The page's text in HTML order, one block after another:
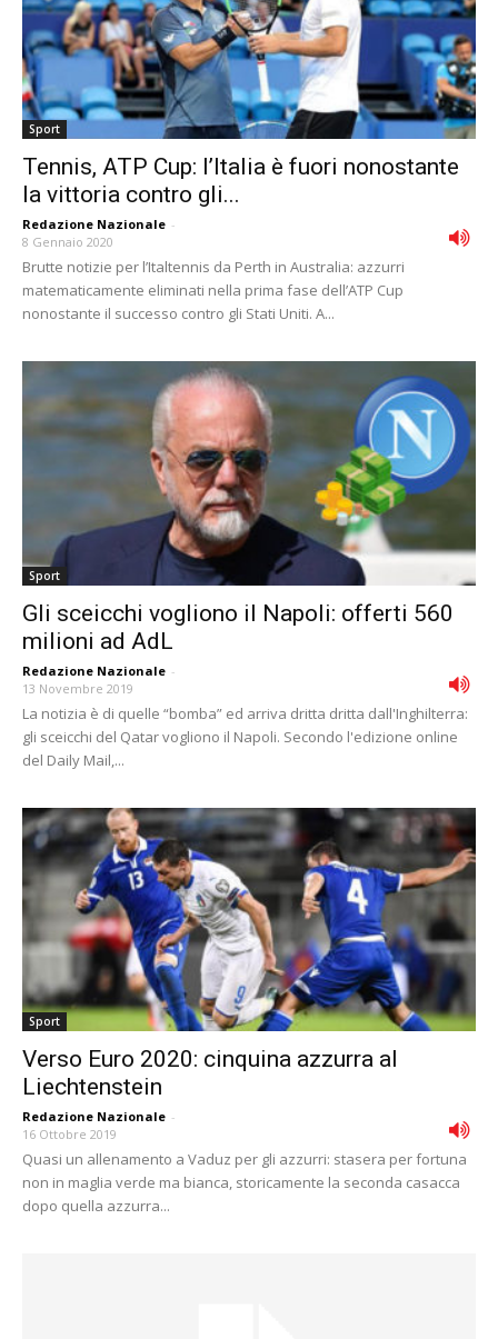
Sport
Tennis, ATP Cup: l’Italia è fuori nonostante
la vittoria contro gli...
Redazione Nazionale -
8 Gennaio 2020
Brutte notizie per l’Italtennis da Perth in Australia: azzurri
matematicamente eliminati nella prima fase dell’ATP Cup
nonostante il successo contro gli Stati Uniti. A...
Sport
Gli sceicchi vogliono il Napoli: offerti 560
milioni ad AdL
Redazione Nazionale -
13 Novembre 2019
La notizia è di quelle “bomba” ed arriva dritta dritta dall'Inghilterra:
gli sceicchi del Qatar vogliono il Napoli. Secondo l'edizione online
del Daily Mail,...
Sport
Verso Euro 2020: cinquina azzurra al
Liechtenstein
Redazione Nazionale -
16 Ottobre 2019
Quasi un allenamento a Vaduz per gli azzurri: stasera per fortuna
non in maglia verde ma bianca, storicamente la seconda casacca
dopo quella azzurra...